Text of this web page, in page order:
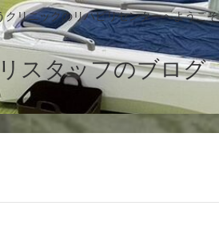
クリニックのリハビリセンターへようこそ
スタッフのブログ